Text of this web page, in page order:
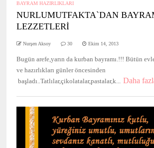
BAYRAM HAZIRLIKLARI
NURLUMUTFAKTA`DAN
LEZZETLERİ
Nurşen Aksoy 30 Ekim 14, 2013
Bugün arefe,yarın da kurban bayramı.!!! Bütün
ve hazırlıkları günler öncesinden
başladı..Tatlılar,çikolatalar,pastalar,k... Daha